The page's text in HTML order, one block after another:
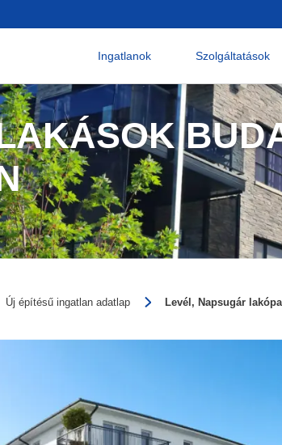
Ingatlanok Szolgáltatások
Új építésű ingatlan adatlap Levél, Napsugár